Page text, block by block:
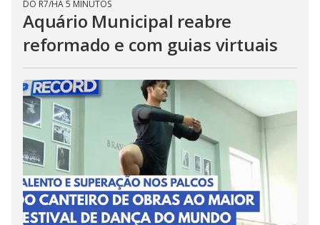
DO R7/HÁ 5 MINUTOS
Aquário Municipal reabre
reformado e com guias virtuais